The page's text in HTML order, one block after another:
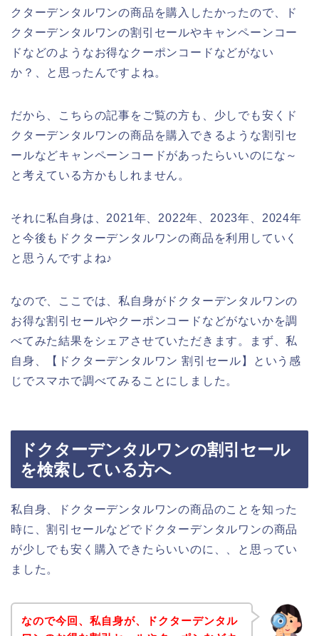
クターデンタルワンの商品を購入したかったので、ド
クターデンタルワンの割引セールやキャンペーンコー
ドなどのようなお得なクーポンコードなどがない
か？、と思ったんですよね。
だから、こちらの記事をご覧の方も、少しでも安くド
クターデンタルワンの商品を購入できるような割引セ
ールなどキャンペーンコードがあったらいいのにな～
と考えている方かもしれません。
それに私自身は、2021年、2022年、2023年、2024年
と今後もドクターデンタルワンの商品を利用していく
と思うんですよね♪
なので、ここでは、私自身がドクターデンタルワンの
お得な割引セールやクーポンコードなどがないかを調
べてみた結果をシェアさせていただきます。まず、私
自身、【ドクターデンタルワン 割引セール】という感
じでスマホで調べてみることにしました。
ドクターデンタルワンの割引セール
を検索している方へ
私自身、ドクターデンタルワンの商品のことを知った
時に、割引セールなどでドクターデンタルワンの商品
が少しでも安く購入できたらいいのに、、と思ってい
ました。
なので今回、私自身が、ドクターデンタル